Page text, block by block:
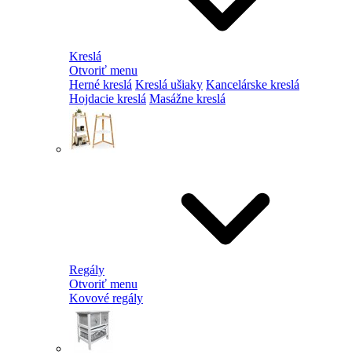
Kreslá
Otvoriť menu
Herné kreslá Kreslá ušiaky Kancelárske kreslá
Hojdacie kreslá Masážne kreslá
Regály
Otvoriť menu
Kovové regály